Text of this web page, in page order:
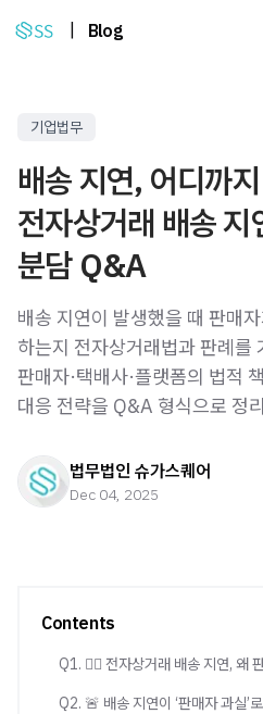
Blog
기업법무
배송 지연, 어디까
전자상거래 배송 지
분담 Q&A
배송 지연이 발생했을 때 판매
하는지 전자상거래법과 판례를
판매자·택배사·플랫폼의 법적
대응 전략을 Q&A 형식으로 정
법무법인 슈가스퀘어
Dec 04, 2025
Contents
Q1. 🤷‍♀️ 전자상거래 배송 지연, 왜
Q2. 🚨 배송 지연이 ‘판매자 과실’